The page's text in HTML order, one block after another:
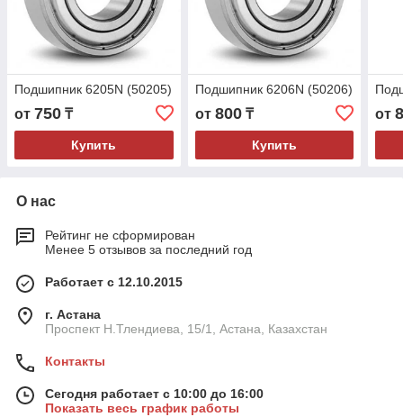
Подшипник 6205N (50205)
от 750 ₸
Купить
Подшипник 6206N (50206)
от 800₸
Купить
от
О нас
Рейтинг не сформирован
Менее 5 отзывов за последний год
Работает с 12.10.2015
г. Астана
Проспект Н.Тлендиева, 15/1, Астана, Казахстан
Контакты
Сегодня работает с 10:00 до 16:00
Показать весь график работы